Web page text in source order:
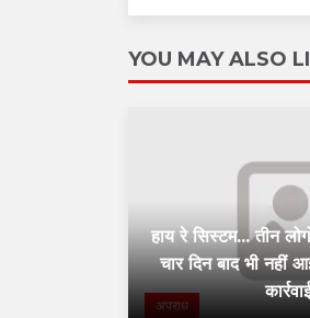
YOU MAY ALSO
अपराध
हाय रे सिस्टम... तीन
चार दिन बाद भी नहीं